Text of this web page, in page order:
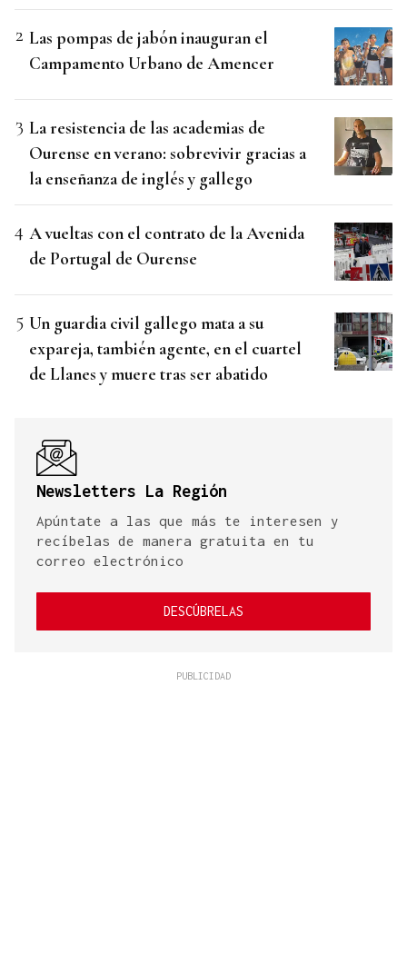
Las pompas de jabón inauguran el
Campamento Urbano de Amencer
La resistencia de las academias de
Ourense en verano: sobrevivir gracias a
la enseñanza de inglés y gallego
A vueltas con el contrato de la Avenida
de Portugal de Ourense
Un guardia civil gallego mata a su
expareja, también agente, en el cuartel
de Llanes y muere tras ser abatido
Newsletters La Región
Apúntate a las que más te interesen y
recíbelas de manera gratuita en tu
correo electrónico
DESCÚBRELAS